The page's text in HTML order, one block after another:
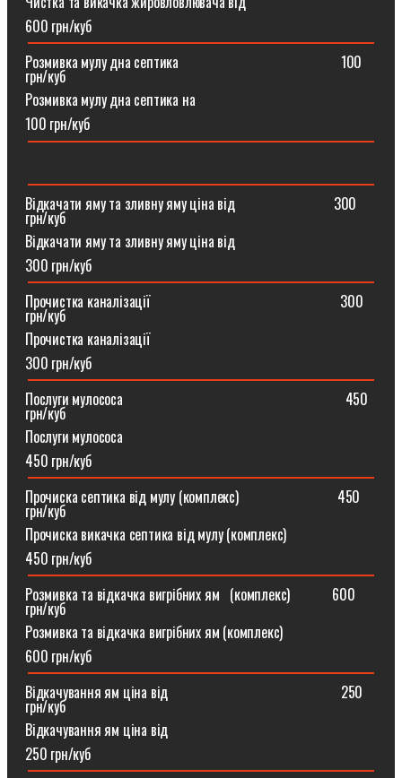
600 грн/куб
Розмивка мулу дна септика ⠀⠀⠀⠀⠀⠀⠀⠀⠀⠀⠀⠀⠀⠀⠀100
грн/куб
Розмивка мулу дна септика на
100 грн/куб
Відкачати яму та зливну яму ціна від ⠀⠀⠀⠀⠀⠀⠀⠀⠀300
грн/куб
Відкачати яму та зливну яму ціна від
300 грн/куб
Прочистка каналізації⠀⠀⠀⠀⠀⠀⠀⠀⠀⠀⠀⠀⠀⠀⠀⠀⠀⠀300
грн/куб
Прочистка каналізації
300 грн/куб
Послуги мулососа⠀⠀⠀⠀⠀⠀⠀⠀⠀⠀⠀⠀⠀⠀⠀⠀⠀⠀⠀⠀⠀450
грн/куб
Послуги мулососа
450 грн/куб
Прочиска септика від мулу (комплекс) ⠀⠀⠀⠀⠀⠀⠀⠀⠀450
грн/куб
Прочиска викачка септика від мулу (комплекс)
450 грн/куб
Розмивка та відкачка вигрібних ям⠀(комплекс)⠀⠀⠀⠀600
грн/куб
Розмивка та відкачка вигрібних ям (комплекс)⠀
600 грн/куб
Відкачування ям ціна від ⠀⠀⠀⠀⠀⠀⠀⠀⠀⠀⠀⠀⠀⠀⠀⠀250
грн/куб
Відкачування ям ціна від
250 грн/куб